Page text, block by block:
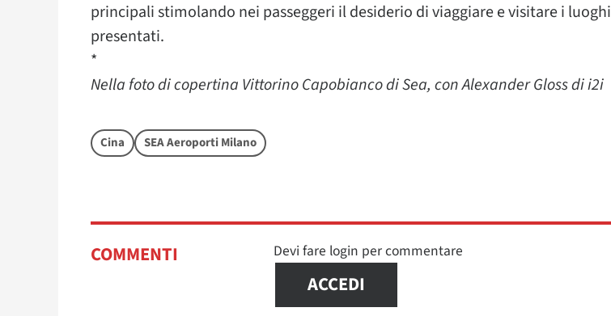
principali stimolando nei passeggeri il desiderio di viaggiare e visitare i luoghi
presentati.
*
Nella foto di copertina Vittorino Capobianco di Sea, con Alexander Gloss di i2i
Cina SEA Aeroporti Milano
COMMENTI Devi fare login per commentare
ACCEDI